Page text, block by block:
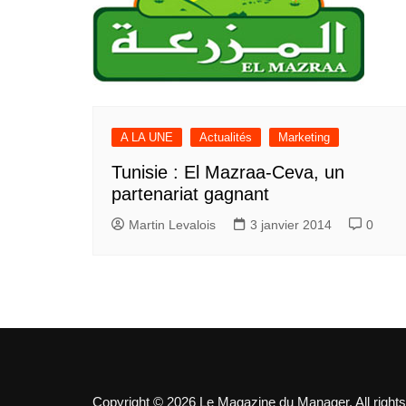
A LA UNE Actualités Marketing
Tunisie : El Mazraa-Ceva, un
partenariat gagnant
Martin Levalois 3 janvier 2014 0
Copyright © 2026 Le Magazine du Manager. All